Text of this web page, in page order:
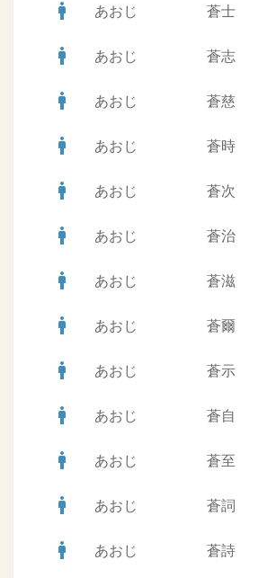
man あおじ 蒼士
man あおじ 蒼志
man あおじ 蒼慈
man あおじ 蒼時
man あおじ 蒼次
man あおじ 蒼治
man あおじ 蒼滋
man あおじ 蒼爾
man あおじ 蒼示
man あおじ 蒼自
man あおじ 蒼至
man あおじ 蒼詞
man あおじ 蒼詩